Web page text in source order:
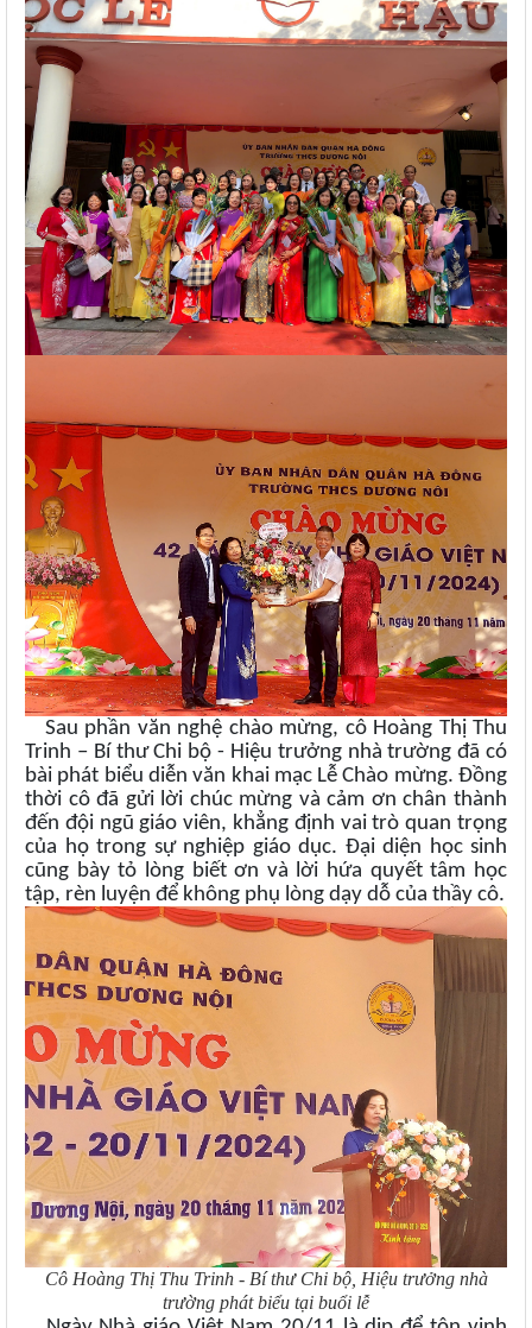
Sau phần văn nghệ chào mừng, cô Hoàng Thị Thu
Trinh – Bí thư Chi bộ - Hiệu trưởng nhà trường đã có
bài phát biểu diễn văn khai mạc Lễ Chào mừng. Đồng
thời cô đã gửi lời chúc mừng và cảm ơn chân thành
đến đội ngũ giáo viên, khẳng định vai trò quan trọng
của họ trong sự nghiệp giáo dục. Đại diện học sinh
cũng bày tỏ lòng biết ơn và lời hứa quyết tâm học
tập, rèn luyện để không phụ lòng dạy dỗ của thầy cô.
Cô Hoàng Thị Thu Trinh - Bí thư Chi bộ, Hiệu trưởng nhà
trường phát biểu tại buổi lễ